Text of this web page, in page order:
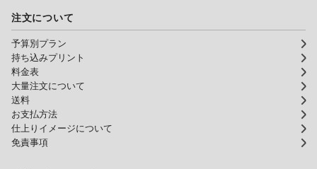
注文について
予算別プラン
持ち込みプリント
料金表
大量注文について
送料
お支払方法
仕上りイメージについて
免責事項